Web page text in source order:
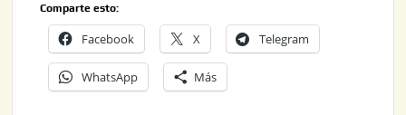
Comparte esto:
Facebook X Telegram
WhatsApp Más